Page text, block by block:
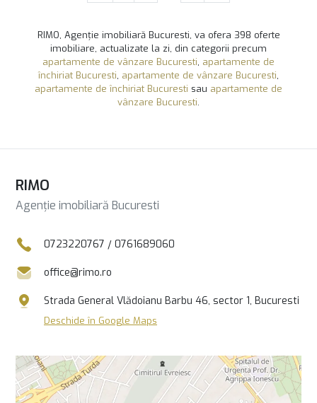
RIMO, Agenție imobiliară Bucuresti, va ofera 398 oferte
imobiliare, actualizate la zi, din categorii precum
apartamente de vânzare Bucuresti, apartamente de
închiriat Bucuresti, apartamente de vânzare Bucuresti,
apartamente de închiriat Bucuresti sau apartamente de
vânzare Bucuresti.
RIMO
Agenție imobiliară Bucuresti
0723220767 / 0761689060
office@rimo.ro
Strada General Vlădoianu Barbu 46, sector 1, Bucuresti
Deschide în Google Maps